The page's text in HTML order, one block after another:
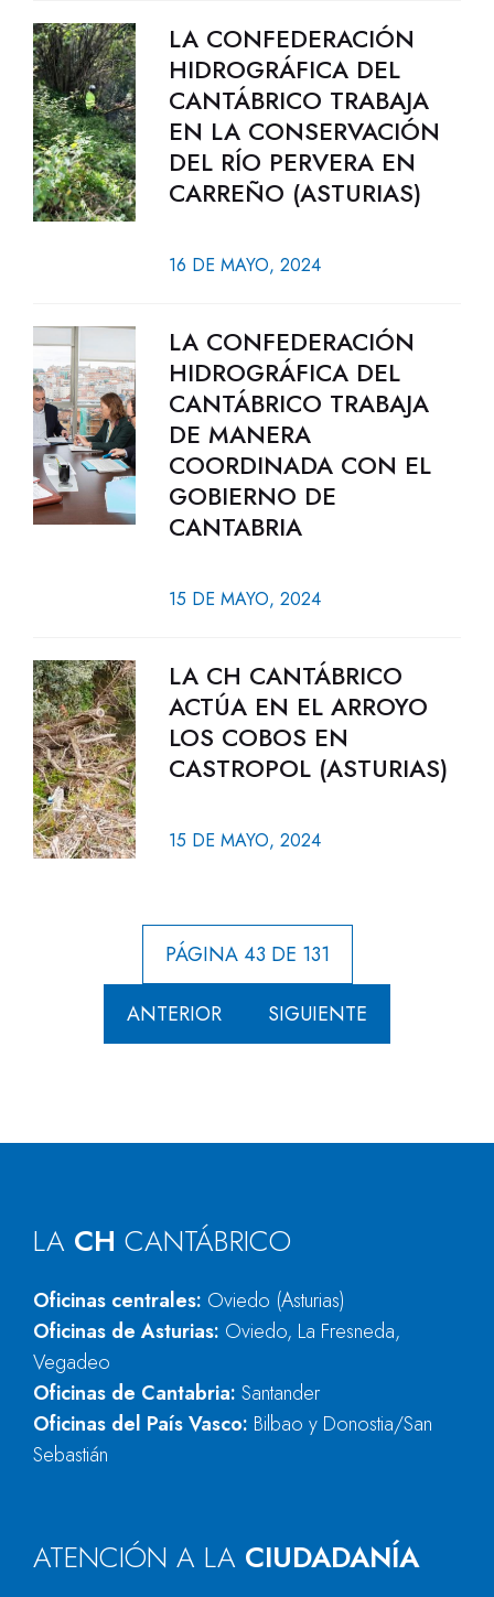
LA CONFEDERACIÓN
HIDROGRÁFICA DEL
CANTÁBRICO TRABAJA
EN LA CONSERVACIÓN
DEL RÍO PERVERA EN
CARREÑO (ASTURIAS)
16 DE MAYO, 2024
LA CONFEDERACIÓN
HIDROGRÁFICA DEL
CANTÁBRICO TRABAJA
DE MANERA
COORDINADA CON EL
GOBIERNO DE
CANTABRIA
15 DE MAYO, 2024
LA CH CANTÁBRICO
ACTÚA EN EL ARROYO
LOS COBOS EN
CASTROPOL (ASTURIAS)
15 DE MAYO, 2024
PÁGINA 43 DE 131
ANTERIOR SIGUIENTE
LA CH CANTÁBRICO
Oficinas centrales: Oviedo (Asturias)
Oficinas de Asturias: Oviedo, La Fresneda,
Vegadeo
Oficinas de Cantabria: Santander
Oficinas del País Vasco: Bilbao y Donostia/San
Sebastián
ATENCIÓN A LA CIUDADANÍA